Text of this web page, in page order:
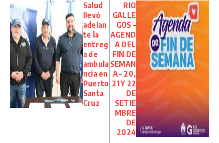
Salud
llevó
adelan
te la
entreg
a de
ambula
ncia en
Puerto
Santa
Cruz
RIO
GALLE
GOS –
AGEND
A DEL
FIN DE
SEMAN
A – 20,
21 Y 22
DE
SETIE
MBRE
DE
2024